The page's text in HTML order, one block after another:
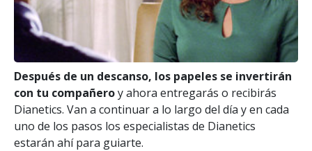
Después de un descanso, los papeles se invertirán
con tu compañeroy ahora entregarás o recibirás
Dianetics. Van a continuar a lo largo del día y en cada
uno de los pasos los especialistas de Dianetics
estarán ahí para guiarte.